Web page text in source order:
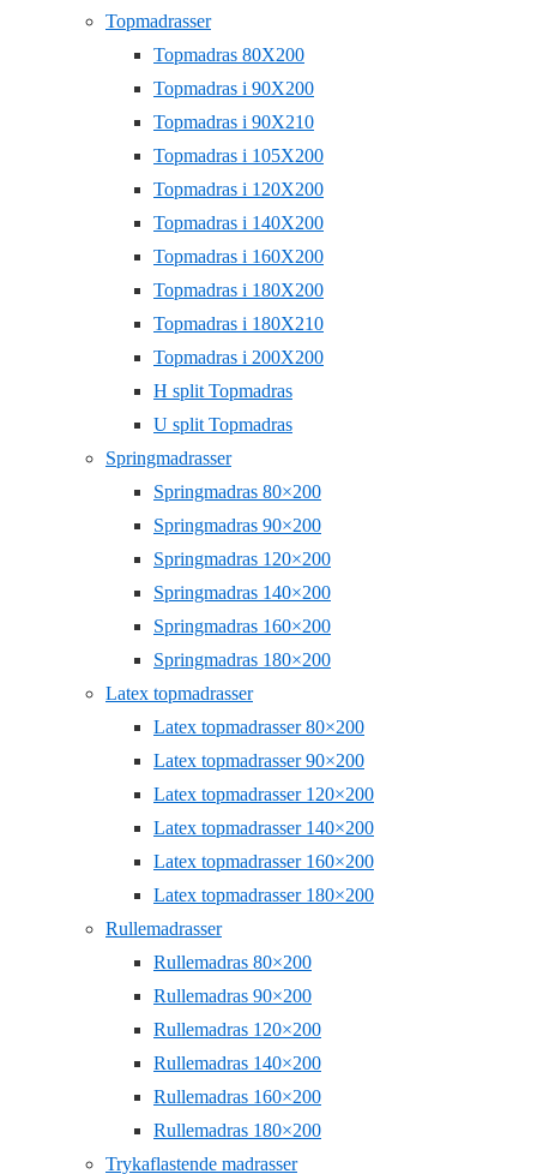
Topmadrasser
Topmadras 80X200
Topmadras i 90X200
Topmadras i 90X210
Topmadras i 105X200
Topmadras i 120X200
Topmadras i 140X200
Topmadras i 160X200
Topmadras i 180X200
Topmadras i 180X210
Topmadras i 200X200
H split Topmadras
U split Topmadras
Springmadrasser
Springmadras 80×200
Springmadras 90×200
Springmadras 120×200
Springmadras 140×200
Springmadras 160×200
Springmadras 180×200
Latex topmadrasser
Latex topmadrasser 80×200
Latex topmadrasser 90×200
Latex topmadrasser 120×200
Latex topmadrasser 140×200
Latex topmadrasser 160×200
Latex topmadrasser 180×200
Rullemadrasser
Rullemadras 80×200
Rullemadras 90×200
Rullemadras 120×200
Rullemadras 140×200
Rullemadras 160×200
Rullemadras 180×200
Trykaflastende madrasser